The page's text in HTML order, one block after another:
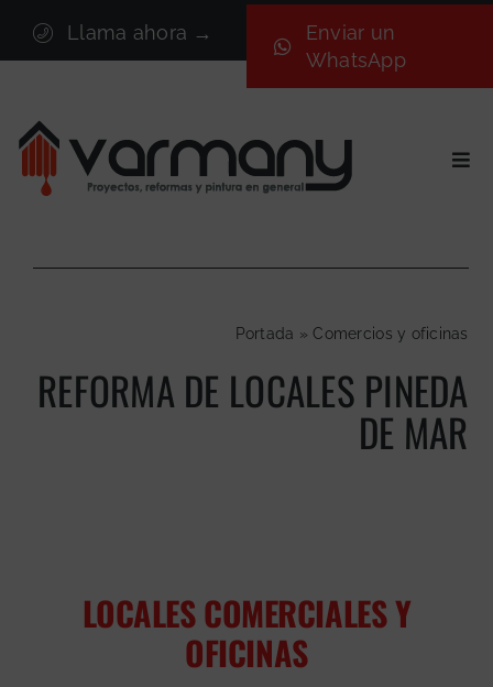
contenido
Llama ahora →
Enviar un
WhatsApp
Sectores
Nosotros
Portada »Comercios y oficinas
REFORMA DE LOCALES PINEDA
DE MAR
LOCALES COMERCIALES Y
OFICINAS